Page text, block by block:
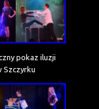
pokaz iluzji
Szczyrku